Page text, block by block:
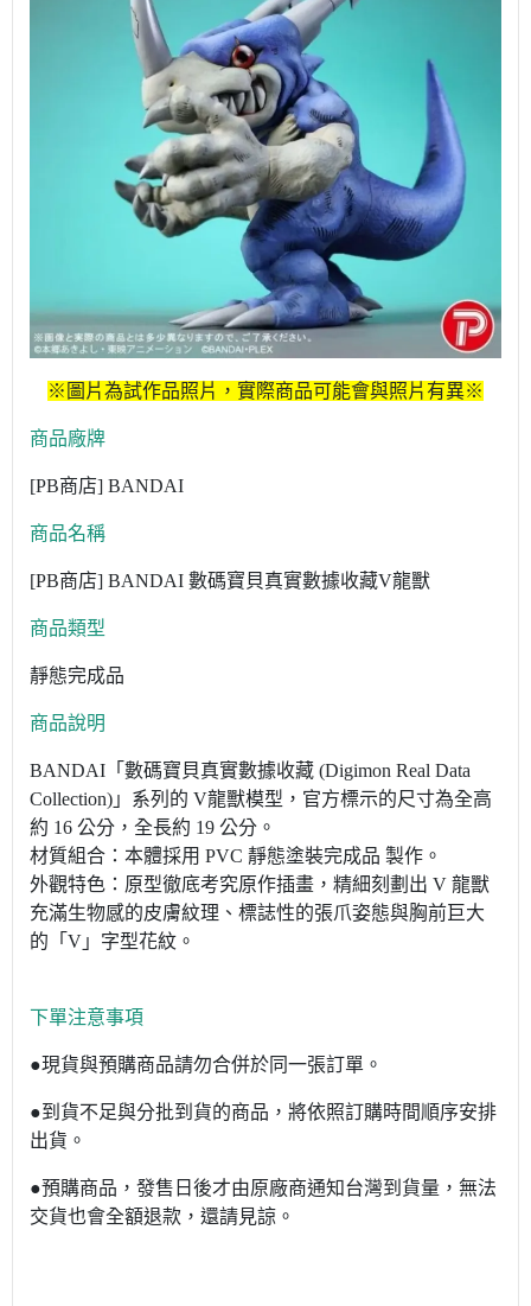
※圖片為試作品照片，實際商品可能會與照片有異※
商品廠牌
[PB商店] BANDAI
商品名稱
[PB商店] BANDAI 數碼寶貝真實數據收藏V龍獸
商品類型
靜態完成品
商品說明
BANDAI「數碼寶貝真實數據收藏 (Digimon Real Data
Collection)」系列的 V龍獸模型，官方標示的尺寸為全高
約 16 公分，全長約 19 公分。
材質組合：本體採用 PVC 靜態塗裝完成品 製作。
外觀特色：原型徹底考究原作插畫，精細刻劃出 V 龍獸
充滿生物感的皮膚紋理、標誌性的張爪姿態與胸前巨大
的「V」字型花紋。
下單注意事項
●現貨與預購商品請勿合併於同一張訂單。
●到貨不足與分批到貨的商品，將依照訂購時間順序安排
出貨。
●預購商品，發售日後才由原廠商通知台灣到貨量，無法
交貨也會全額退款，還請見諒。